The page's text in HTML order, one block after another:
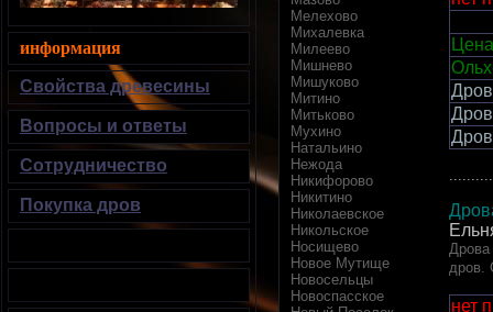
Мелехово
Михалевка
Милеево
Мишнево
Мишуково
Митино
Митьково
Мухино
Натальино
Нежода
Никифорово
Никитино
Николаевское
Никольское
Носищево
Новое Мутище
Новосельцы
Новоспасское
Дрова
дров.
нет
информация
Свойства древесины
Вопросы и ответы
Сотрудничество
Покупка дров